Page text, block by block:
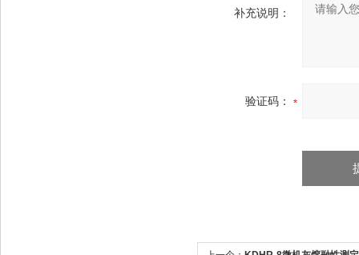
补充说明：
验证码：